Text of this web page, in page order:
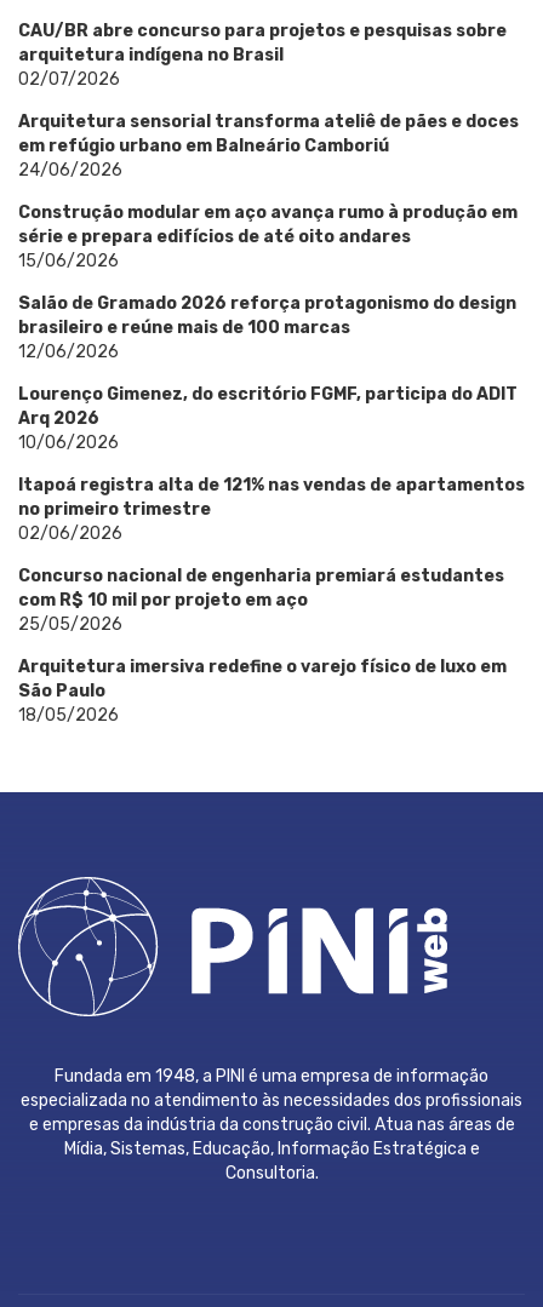
CAU/BR abre concurso para projetos e pesquisas sobre
arquitetura indígena no Brasil
02/07/2026
Arquitetura sensorial transforma ateliê de pães e doces
em refúgio urbano em Balneário Camboriú
24/06/2026
Construção modular em aço avança rumo à produção em
série e prepara edifícios de até oito andares
15/06/2026
Salão de Gramado 2026 reforça protagonismo do design
brasileiro e reúne mais de 100 marcas
12/06/2026
Lourenço Gimenez, do escritório FGMF, participa do ADIT
Arq 2026
10/06/2026
Itapoá registra alta de 121% nas vendas de apartamentos
no primeiro trimestre
02/06/2026
Concurso nacional de engenharia premiará estudantes
com R$ 10 mil por projeto em aço
25/05/2026
Arquitetura imersiva redefine o varejo físico de luxo em
São Paulo
18/05/2026
Fundada em 1948, a PINI é uma empresa de informação
especializada no atendimento às necessidades dos profissionais
e empresas da indústria da construção civil. Atua nas áreas de
Mídia, Sistemas, Educação, Informação Estratégica e
Consultoria.